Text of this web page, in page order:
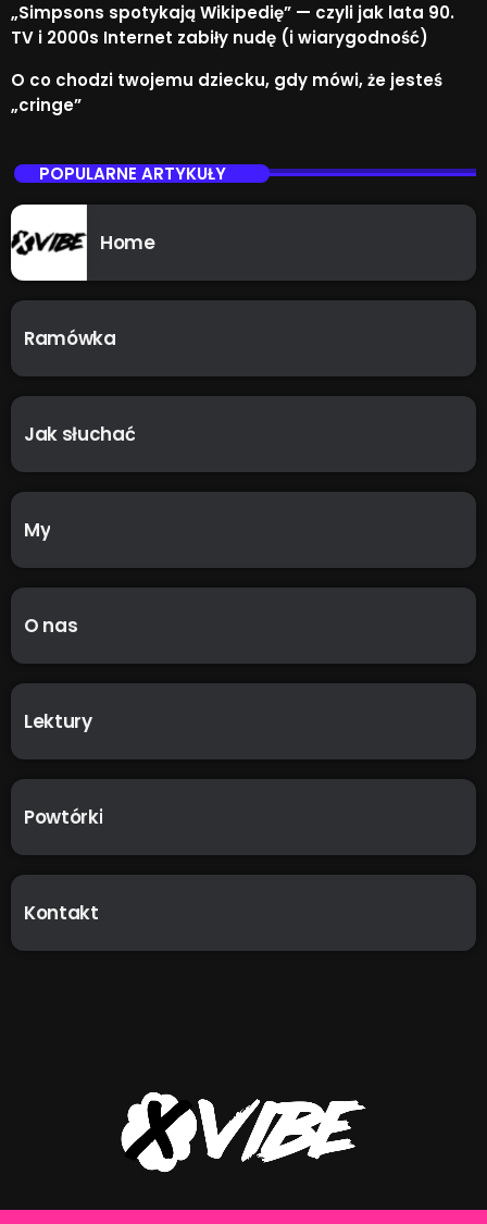
„Simpsons spotykają Wikipedię” — czyli jak lata 90.
TV i 2000s Internet zabiły nudę (i wiarygodność)
O co chodzi twojemu dziecku, gdy mówi, że jesteś
„cringe”
POPULARNE ARTYKUŁY
Home
Ramówka
Jak słuchać
My
O nas
Lektury
Powtórki
Kontakt